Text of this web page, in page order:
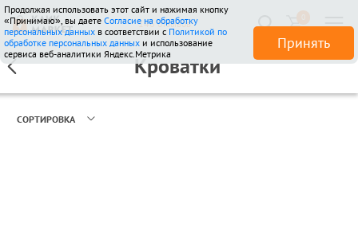
146 отзывов
Продолжая использовать этот сайт и нажимая кнопку
«Принимаю», вы даете Согласие на обработку
персональных данных в соответствии с Политикой по
обработке персональных данных и использование
сервиса веб-аналитики Яндекс.Метрика
Принять
Кроватки
СОРТИРОВКА